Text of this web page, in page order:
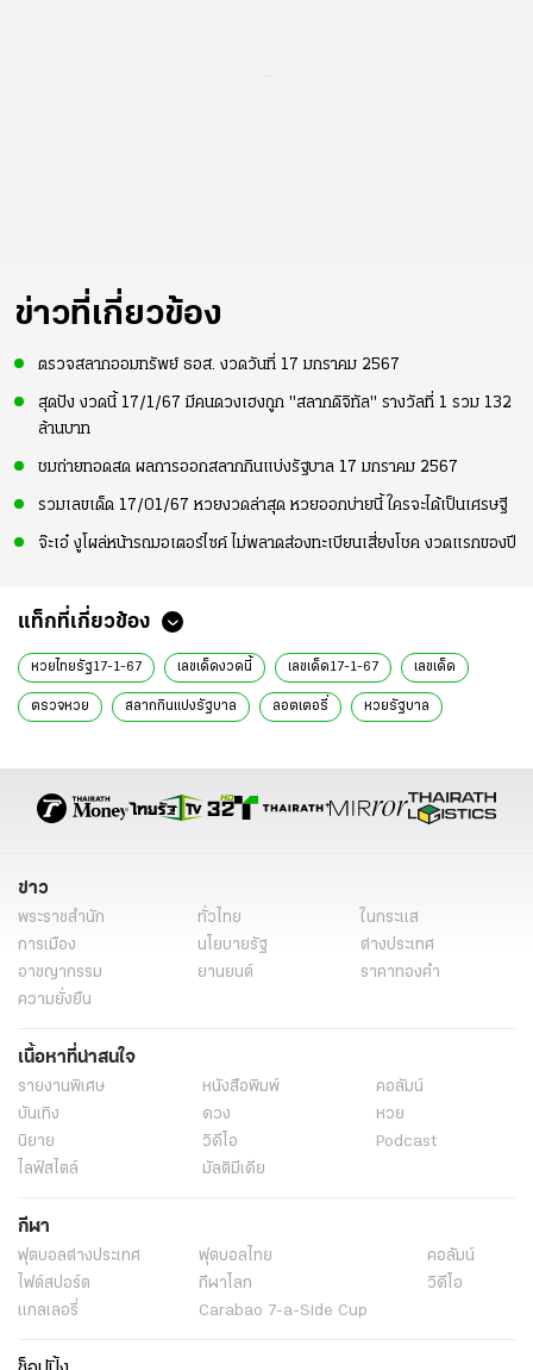
ข่าวที่เกี่ยวข้อง
ตรวจสลากออมทรัพย์ ธอส. งวดวันที่ 17 มกราคม 2567
สุดปัง งวดนี้ 17/1/67 มีคนดวงเฮงถูก "สลากดิจิทัล" รางวัลที่ 1 รวม 132
ล้านบาท
ชมถ่ายทอดสด ผลการออกสลากกินแบ่งรัฐบาล 17 มกราคม 2567
รวมเลขเด็ด 17/01/67 หวยงวดล่าสุด หวยออกบ่ายนี้ ใครจะได้เป็นเศรษฐี
จ๊ะเอ๋ งูโผล่หน้ารถมอเตอร์ไซค์ ไม่พลาดส่องทะเบียนเสี่ยงโชค งวดแรกของปี
แท็กที่เกี่ยวข้อง
หวยไทยรัฐ17-1-67 เลขเด็ดงวดนี้ เลขเด็ด17-1-67 เลขเด็ด
ตรวจหวย สลากกินแบ่งรัฐบาล ลอตเตอรี่ หวยรัฐบาล
ข่าว
พระราชสำนัก ทั่วไทย
ในกระแส
การเมือง
นโยบายรัฐ
ต่างประเทศ
อาชญากรรม
ยานยนต์
ราคาทองคำ
ความยั่งยืน
เนื้อหาที่น่าสนใจ
รายงานพิเศษ หนังสือพิมพ์
คอลัมน์
บันเทิง
ดวง
หวย
นิยาย
วิดีโอ
Podcast
ไลฟ์สไตล์
มัลติมีเดีย
กีฬา
ฟุตบอลต่่างประเทศ ฟุตบอลไทย
คอลัมน์
ไฟต์สปอร์ต
กีฬาโลก
วิดีโอ
แกลเลอรี่
Carabao 7-a-Side Cup